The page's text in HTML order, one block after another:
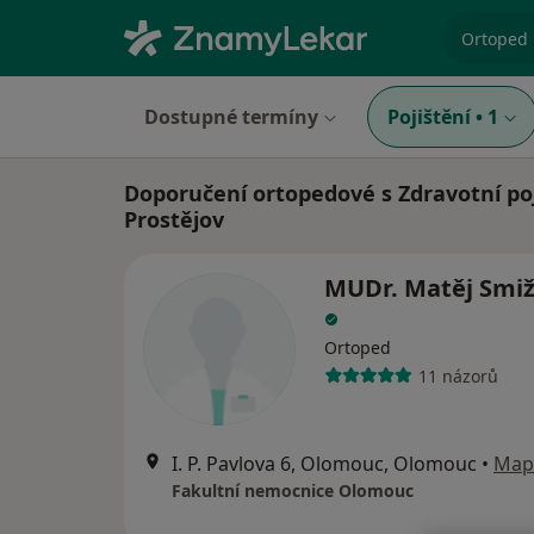
Dostupné termíny Pojištění • 1
Doporučení ortopedové s Zdravotní
Prostějov
MUDr. Matěj
Ortoped
11 názorů
I. P. Pavlova 6, Olomouc, Olomouc •
Fakultní nemocnice Olomouc